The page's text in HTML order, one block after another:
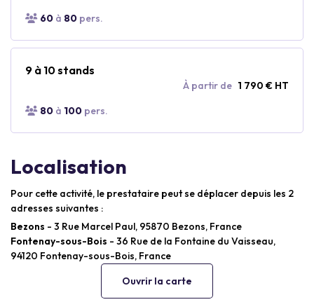
60 à 80 pers.
9 à 10 stands
À partir de 1 790 € HT
80 à 100 pers.
Localisation
Pour cette activité, le prestataire peut se déplacer depuis les 2
adresses suivantes :
Bezons - 3 Rue Marcel Paul, 95870 Bezons, France
Fontenay-sous-Bois - 36 Rue de la Fontaine du Vaisseau,
94120 Fontenay-sous-Bois, France
Ouvrir la carte